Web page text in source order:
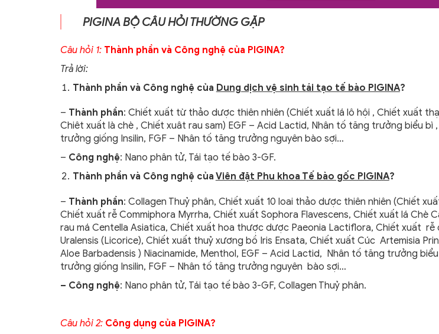
PIGINA BỘ CÂU HỎI THƯỜNG GẶP
Câu hỏi 1: Thành phần và Công nghệ của PIGINA?
Trả lời:
Thành phần và Công nghệ của Dung dịch vệ sinh tái tạo tế bào PIGINA?
– Thành phần: Chiết xuất từ thảo dược thiên nhiên (Chiết xuất lá lô hội , Chiết xuất
Chiêt xuất là chè , Chiết xuât rau sam) EGF – Acid Lactid, Nhân tố tăng trưởng biểu bì
trưởng giống Insilin, FGF – Nhân tố tăng trưởng nguyên bào sợi…
– Công nghệ: Nano phân tử, Tái tạo tế bào 3-GF.
Thành phần và Công nghệ của Viên đặt Phu khoa Tế bào gốc PIGINA?
– Thành phần: Collagen Thuỷ phân, Chiết xuất 10 loai thảo dược thiên nhiên (Chiết
Chiết xuất rễ Commiphora Myrrha, Chiết xuất Sophora Flavescens, Chiết xuất lá Chè
rau má Centella Asiatica, Chiết xuất hoa thược dược Paeonia Lactiflora, Chiết xuất rễ
Uralensis (Licorice), Chiết xuất thuỷ xương bồ Iris Ensata, Chiết xuất Cúc Artemisia
Aloe Barbadensis ) Niacinamide, Menthol, EGF – Acid Lactid, Nhân tố tăng trưởng
trưởng giống Insilin, FGF – Nhân tố tăng trưởng nguyên bào sợi…
– Công nghệ: Nano phân tử, Tái tạo tế bào 3-GF, Collagen Thuỷ phân.
Câu hỏi 2: Công dụng của PIGINA?